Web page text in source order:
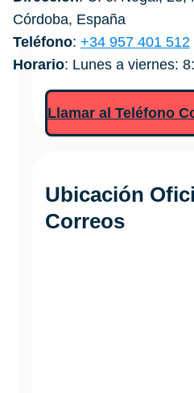
Córdoba, España
Teléfono: +34 957 401 512
Horario: Lunes a viernes:
Llamar al Teléfono
Ubicación
Correos